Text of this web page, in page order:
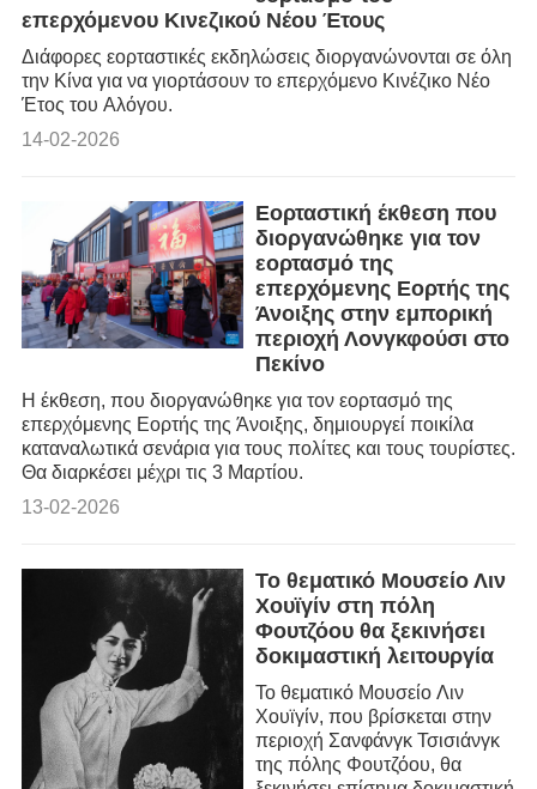
επερχόμενου Κινεζικού Νέου Έτους
Διάφορες εορταστικές εκδηλώσεις διοργανώνονται σε όλη
την Κίνα για να γιορτάσουν το επερχόμενο Κινέζικο Νέο
Έτος του Αλόγου.
14-02-2026
Εορταστική έκθεση που
διοργανώθηκε για τον
εορτασμό της
επερχόμενης Εορτής της
Άνοιξης στην εμπορική
περιοχή Λονγκφούσι στο
Πεκίνο
Η έκθεση, που διοργανώθηκε για τον εορτασμό της
επερχόμενης Εορτής της Άνοιξης, δημιουργεί ποικίλα
καταναλωτικά σενάρια για τους πολίτες και τους τουρίστες.
Θα διαρκέσει μέχρι τις 3 Μαρτίου.
13-02-2026
Το θεματικό Μουσείο Λιν
Χουϊγίν στη πόλη
Φουτζόου θα ξεκινήσει
δοκιμαστική λειτουργία
Το θεματικό Μουσείο Λιν
Χουϊγίν, που βρίσκεται στην
περιοχή Σανφάνγκ Τσισιάνγκ
της πόλης Φουτζόου, θα